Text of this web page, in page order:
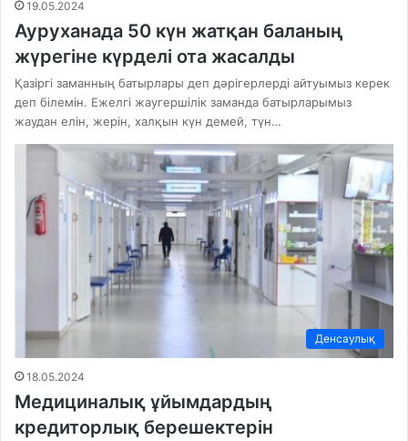
19.05.2024
Ауруханада 50 күн жатқан баланың
жүрегіне күрделі ота жасалды
Қазіргі заманның батырлары деп дәрігерлерді айтуымыз керек
деп білемін. Ежелгі жаугершілік заманда батырларымыз
жаудан елін, жерін, халқын күн демей, түн…
Денсаулық
18.05.2024
Медициналық ұйымдардың
кредиторлық берешектерін